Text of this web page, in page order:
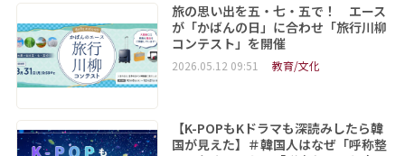
旅の思い出を五・七・五で！ エース
が「かばんの日」に合わせ「旅行川柳
コンテスト」を開催
2026.05.12 09:51 教育/文化
【K-POPもKドラマも深読みしたら韓
国が見えた】＃韓国人はなぜ「呼称整